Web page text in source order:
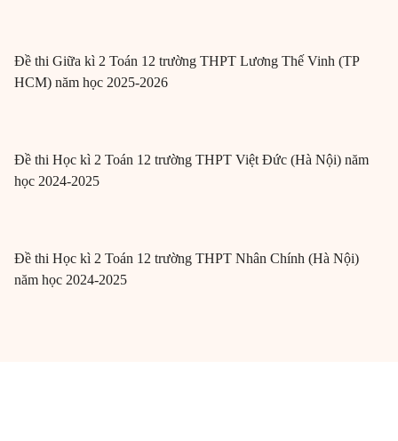
Đề thi Giữa kì 2 Toán 12 trường THPT Lương Thế Vinh (TP
HCM) năm học 2025-2026
Đề thi Học kì 2 Toán 12 trường THPT Việt Đức (Hà Nội) năm
học 2024-2025
Đề thi Học kì 2 Toán 12 trường THPT Nhân Chính (Hà Nội)
năm học 2024-2025